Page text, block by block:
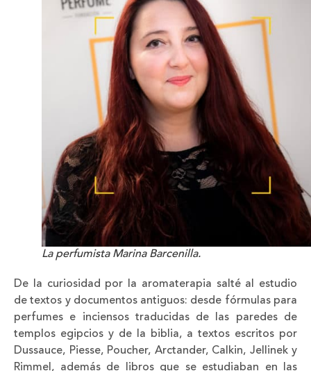
La perfumista Marina Barcenilla.
De la curiosidad por la aromaterapia salté al estudio
de textos y documentos antiguos: desde fórmulas para
perfumes e inciensos traducidas de las paredes de
templos egipcios y de la biblia, a textos escritos por
Dussauce, Piesse, Poucher, Arctander, Calkin, Jellinek y
Rimmel, además de libros que se estudiaban en las